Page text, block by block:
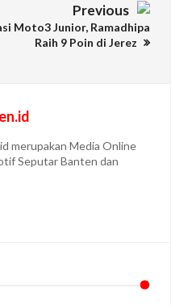
Previous
Moto3 Junior, Ramadhipa
Raih 9 Poin di Jerez
merupakan Media Online
Seputar Banten dan